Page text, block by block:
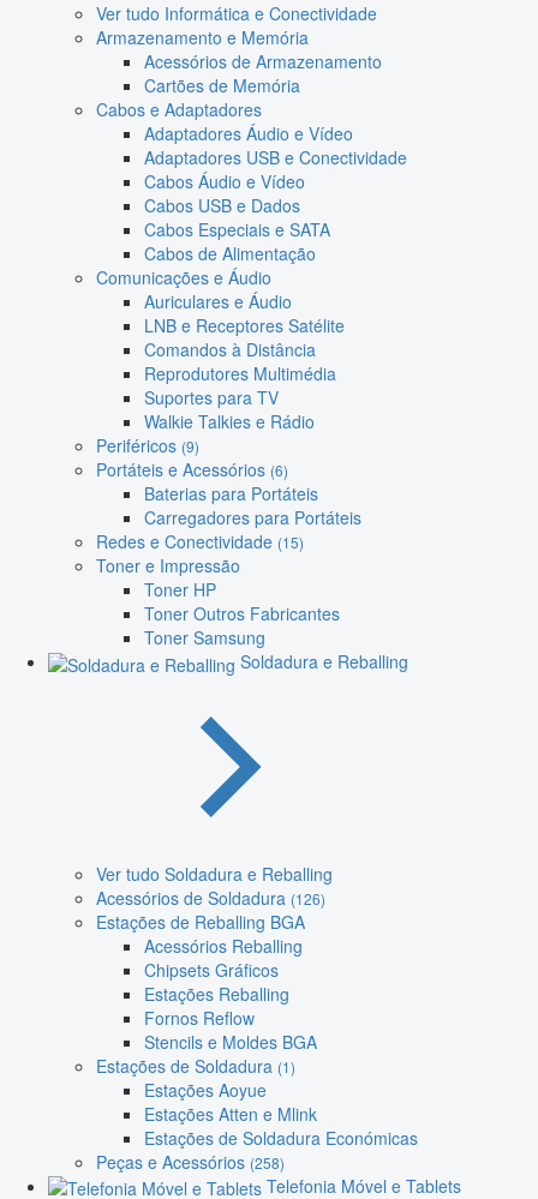
Ver tudo Informática e Conectividade
Armazenamento e Memória
Acessórios de Armazenamento
Cartões de Memória
Cabos e Adaptadores
Adaptadores Áudio e Vídeo
Adaptadores USB e Conectividade
Cabos Áudio e Vídeo
Cabos USB e Dados
Cabos Especiais e SATA
Cabos de Alimentação
Comunicações e Áudio
Auriculares e Áudio
LNB e Receptores Satélite
Comandos à Distância
Reprodutores Multimédia
Suportes para TV
Walkie Talkies e Rádio
Periféricos (9)
Portáteis e Acessórios (6)
Baterias para Portáteis
Carregadores para Portáteis
Redes e Conectividade (15)
Toner e Impressão
Toner HP
Toner Outros Fabricantes
Toner Samsung
Soldadura e Reballing
Ver tudo Soldadura e Reballing
Acessórios de Soldadura (126)
Estações de Reballing BGA
Acessórios Reballing
Chipsets Gráficos
Estações Reballing
Fornos Reflow
Stencils e Moldes BGA
Estações de Soldadura (1)
Estações Aoyue
Estações Atten e Mlink
Estações de Soldadura Económicas
Peças e Acessórios (258)
Telefonia Móvel e Tablets